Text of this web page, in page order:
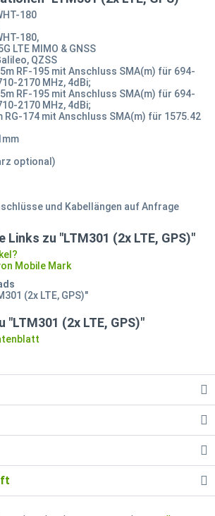
180
180,
LTE MIMO & GNSS
QZSS
RF-195 mit Anschluss SMA(m) für 694-
2170 MHz, 4dBi;
RF-195 mit Anschluss SMA(m) für 694-
2170 MHz, 4dBi;
RG-174 mit Anschluss SMA(m) für 1575.42
optional)
und Kabellängen auf Anfrage
zu "LTM301 (2x LTE, GPS)"
Mobile Mark
(2x LTE, GPS)"
(2x LTE, GPS)"